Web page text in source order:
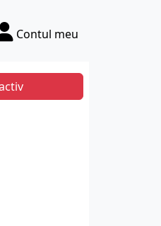
Contul meu